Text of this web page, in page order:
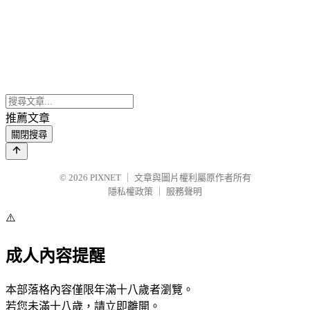
推薦文章
關閉搜尋
© 2026 PIXNET
文章與圖片權利屬原作者所有
隱私權政策
服務聲明
⚠️
成人內容提醒
本部落格內容僅限年滿十八歲者瀏覽。
若您未滿十八歲，請立即離開。